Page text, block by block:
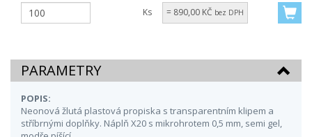
Ks = 890,00 KČ bez DPH
PARAMETRY
POPIS:
Neonová žlutá plastová propiska s transparentním klipem a
stříbrnými doplňky. Náplň X20 s mikrohrotem 0,5 mm, semi gel,